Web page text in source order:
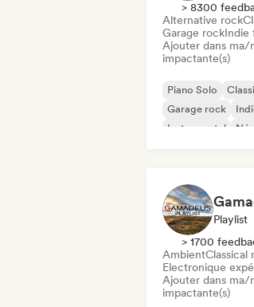
> 8300
Alternative rock
Garage rockIndie
Ajouter dans ma/
impactante(s)
Piano Solo
Garage rock
Instrumental
Playlist
> 1700
AmbientClassical
Electronique
Ajouter dans ma/
impactante(s)